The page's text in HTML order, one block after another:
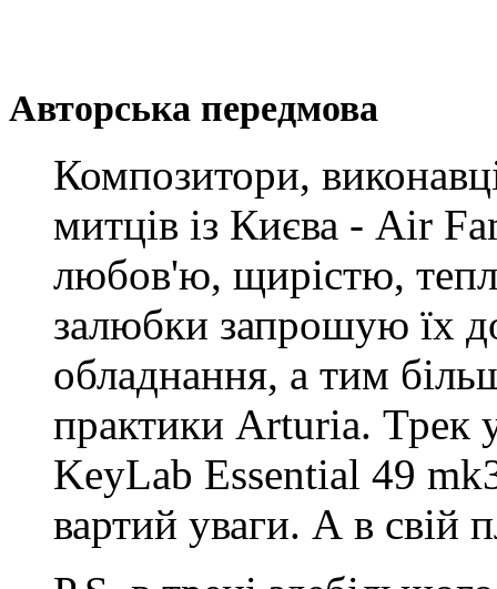
Авторська передмова
Композитори,
митців із Києва - Air
любов'ю, щирістю,
залюбки запрошую їх
обладнання, а тим
практики Arturia. Трек
KeyLab Essential 49
вартий уваги. А в свій